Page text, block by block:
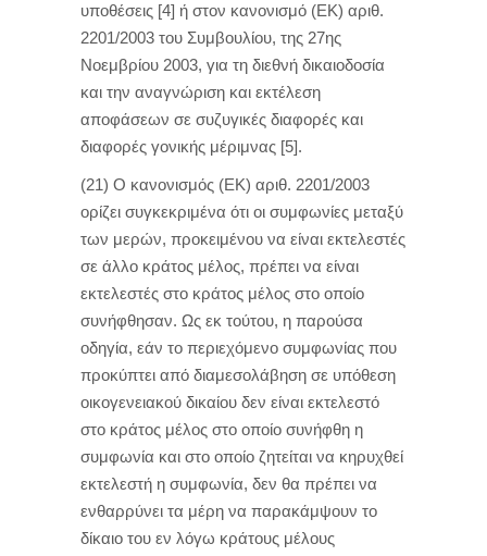
υποθέσεις [4] ή στον κανονισμό (ΕΚ) αριθ.
2201/2003 του Συμβουλίου, της 27ης
Νοεμβρίου 2003, για τη διεθνή δικαιοδοσία
και την αναγνώριση και εκτέλεση
αποφάσεων σε συζυγικές διαφορές και
διαφορές γονικής μέριμνας [5].
(21) Ο κανονισμός (ΕΚ) αριθ. 2201/2003
ορίζει συγκεκριμένα ότι οι συμφωνίες μεταξύ
των μερών, προκειμένου να είναι εκτελεστές
σε άλλο κράτος μέλος, πρέπει να είναι
εκτελεστές στο κράτος μέλος στο οποίο
συνήφθησαν. Ως εκ τούτου, η παρούσα
οδηγία, εάν το περιεχόμενο συμφωνίας που
προκύπτει από διαμεσολάβηση σε υπόθεση
οικογενειακού δικαίου δεν είναι εκτελεστό
στο κράτος μέλος στο οποίο συνήφθη η
συμφωνία και στο οποίο ζητείται να κηρυχθεί
εκτελεστή η συμφωνία, δεν θα πρέπει να
ενθαρρύνει τα μέρη να παρακάμψουν το
δίκαιο του εν λόγω κράτους μέλους